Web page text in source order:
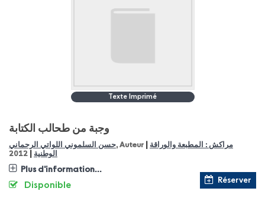
Texte Imprimé
وجبة من طحالب الكتابة
حسن السلموني اللواتي الرحماني, Auteur
مراكش : المطبعة والوراقة
الوطنية
2012
Plus d'information...
Réserver
Disponible